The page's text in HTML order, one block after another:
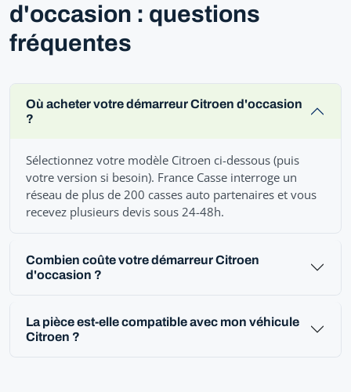
d'occasion : questions
fréquentes
Où acheter votre démarreur Citroen d'occasion
?
Sélectionnez votre modèle Citroen ci-dessous (puis
votre version si besoin). France Casse interroge un
réseau de plus de 200 casses auto partenaires et vous
recevez plusieurs devis sous 24-48h.
Combien coûte votre démarreur Citroen
d'occasion ?
La pièce est-elle compatible avec mon véhicule
Citroen ?